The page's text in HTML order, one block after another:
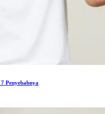
Penyebabnya